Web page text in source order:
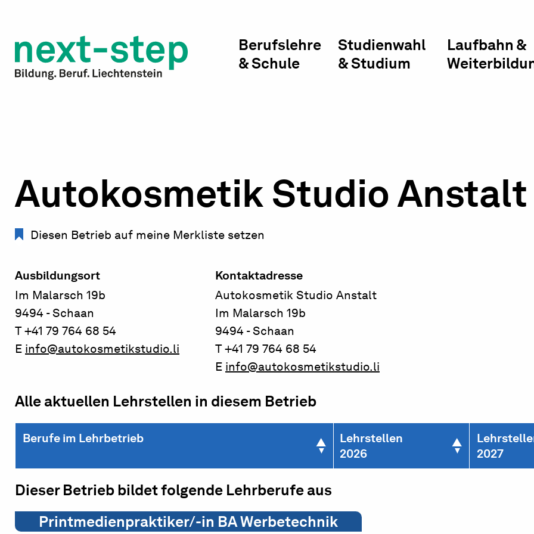
Laufbahn & Weiterbildung
Beratung & Unterstützung
Berufslehre
& Schule
Studienwahl
& Studium
Laufbahn &
Autokosmetik Studio Anstalt
Diesen Betrieb auf meine Merkliste setzen
Ausbildungsort
Im Malarsch 19b
9494 - Schaan
T +41 79 764 68 54
E info@autokosmetikstudio.li
Kontaktadresse
Autokosmetik Studio Anstalt
Im Malarsch 19b
9494 - Schaan
T +41 79 764 68 54
E info@autokosmetikstudio.li
Alle aktuellen Lehrstellen in diesem Betrieb
Berufe im Lehrbetrieb
Lehrstellen
2026
2027
Dieser Betrieb bildet folgende Lehrberufe aus
Printmedienpraktiker/-in BA Werbetechnik